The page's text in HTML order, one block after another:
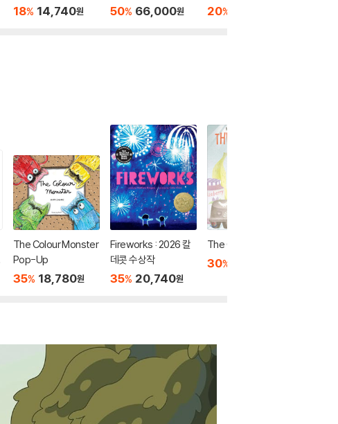
18% 14,740원
Box Set
50% 66,000원 20%
The Colour Monster
Pop-Up
35% 18,780원
Fireworks : 2026 칼
데콧 수상작
35% 20,740원
The Good Egg
30%